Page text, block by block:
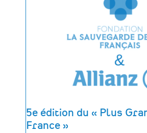
5e édition du « Plus
France »